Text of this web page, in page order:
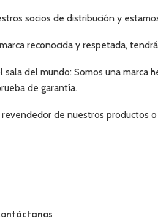
socios de distribución y
reconocida y respetada,
del mundo: Somos una
de garantía.
de nuestros productos